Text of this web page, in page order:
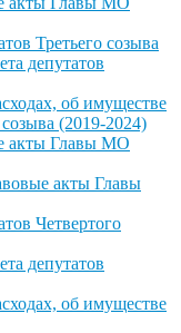
Третьего созыва
депутатов
об имуществе
(2019-2024)
акты Главы МО
акты Главы
Четвертого
депутатов
об имуществе